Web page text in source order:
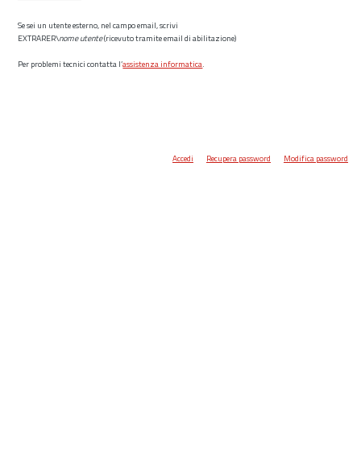
Se sei un utente esterno, nel campo email, scrivi
EXTRARER\nome utente(ricevuto tramite email di abilitazione)
Per problemi tecnici contatta l’assistenza informatica.
Accedi Recupera password Modifica password